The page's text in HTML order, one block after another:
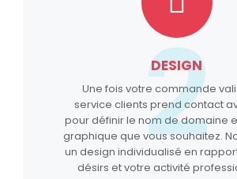
DESIGN
Une fois votre commande
service clients prend contact
pour définir le nom de domaine
graphique que vous souhaitez.
un design individualisé en
désirs et votre activité
2